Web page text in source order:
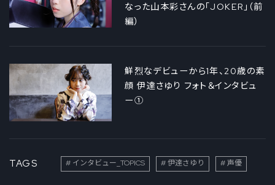
なった山本彩さんの「JOKER」（前
編）
鮮烈なデビューから1年、20歳の素
顔 伊達さゆり フォト＆インタビュ
ー①
TAGS インタビュー_TOPICS 伊達さゆり 声優